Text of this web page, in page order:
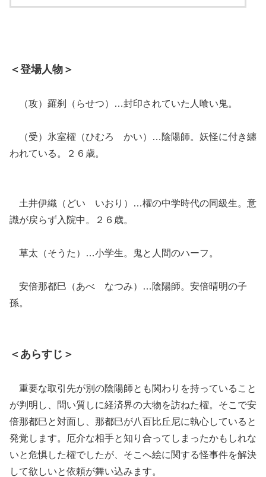
＜登場人物＞
（攻）羅刹（らせつ）…封印されていた人喰い鬼。
（受）氷室櫂（ひむろ かい）…陰陽師。妖怪に付き纏
われている。２６歳。
土井伊織（どい いおり）…櫂の中学時代の同級生。意
識が戻らず入院中。２６歳。
草太（そうた）…小学生。鬼と人間のハーフ。
安倍那都巳（あべ なつみ）…陰陽師。安倍晴明の子
孫。
＜あらすじ＞
重要な取引先が別の陰陽師とも関わりを持っていること
が判明し、問い質しに経済界の大物を訪ねた櫂。そこで安
倍那都巳と対面し、那都巳が八百比丘尼に執心していると
発覚します。厄介な相手と知り合ってしまったかもしれな
いと危惧した櫂でしたが、そこへ絵に関する怪事件を解決
して欲しいと依頼が舞い込みます。